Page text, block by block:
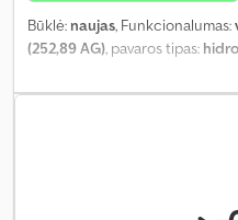
Būklė: naujas, Funkcionalumas:
(252,89 AG), pavaros tipas:
, bendras
kg, pavaros būklė:100
galinis surinkėjas, hidraulika,